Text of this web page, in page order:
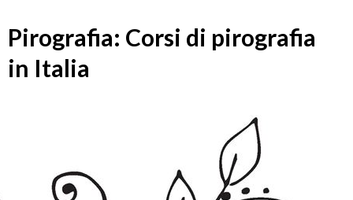
Pirografia: Corsi di pirografia
in Italia